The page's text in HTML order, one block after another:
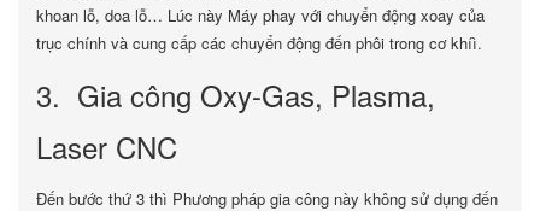
khoan lỗ, doa lỗ… Lúc này Máy phay với chuyển động xoay của
trục chính và cung cấp các chuyển động đến phôi trong cơ khíì.
3. Gia công Oxy-Gas, Plasma,
Laser CNC
Đến bước thứ 3 thì Phương pháp gia công này không sử dụng đến